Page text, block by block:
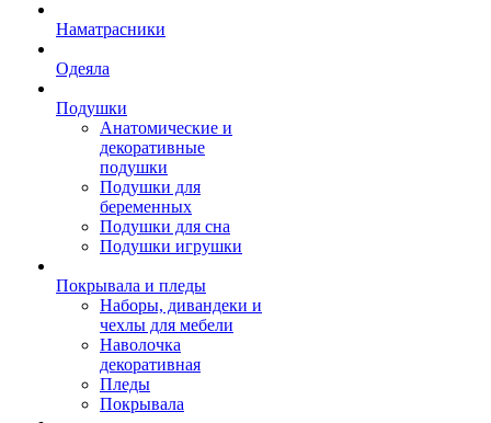
Наматрасники
Одеяла
Подушки
Анатомические и
декоративные
подушки
Подушки для
беременных
Подушки для сна
Подушки игрушки
Покрывала и пледы
Наборы, дивандеки и
чехлы для мебели
Наволочка
декоративная
Пледы
Покрывала